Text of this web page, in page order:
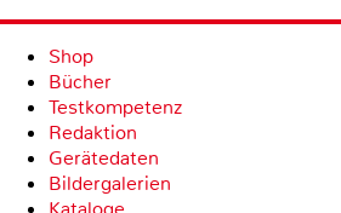
Shop
Bücher
Testkompetenz
Redaktion
Gerätedaten
Bildergalerien